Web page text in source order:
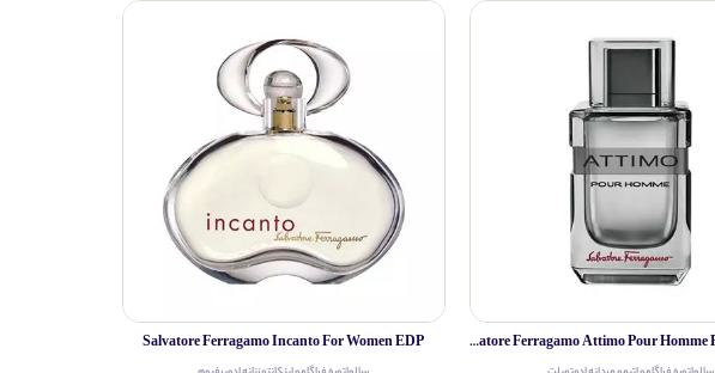
Salvatore Ferragamo Attimo Pour Homme For Men EDP
Salvatore Ferragamo Incanto For Women EDP